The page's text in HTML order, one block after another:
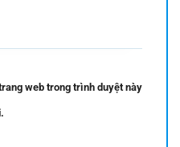
web trong trình duyệt này